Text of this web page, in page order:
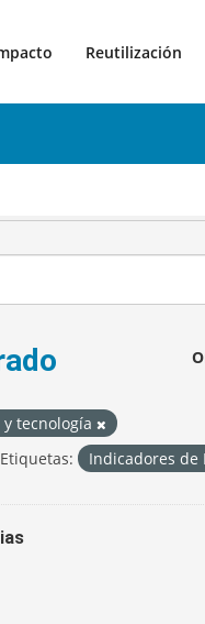
Reutilización
y tecnología
Etiquetas: Indicadores de